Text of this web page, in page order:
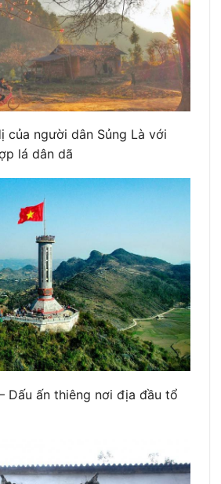
của người dân Sủng Là với
lá dân dã
Dấu ấn thiêng nơi địa đầu tổ